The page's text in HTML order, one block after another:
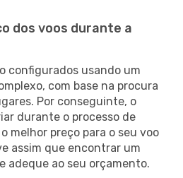
dos voos durante a
configurados usando um
com base na procura
Por conseguinte, o
durante o processo de
melhor preço para o seu voo
assim que encontrar um
adeque ao seu orçamento.